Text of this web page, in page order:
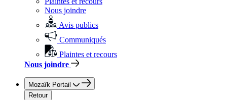
Nous joindre
Avis publics
Communiqués
Plaintes et recours
Nous joindre
Mozaïk Portail
Retour